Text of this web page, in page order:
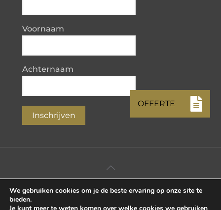
Voornaam
Achternaam
Inschrijven
©2026 KTK B.V. • All Rights Reserved.
We gebruiken cookies om je de beste ervaring op onze site te
bieden.